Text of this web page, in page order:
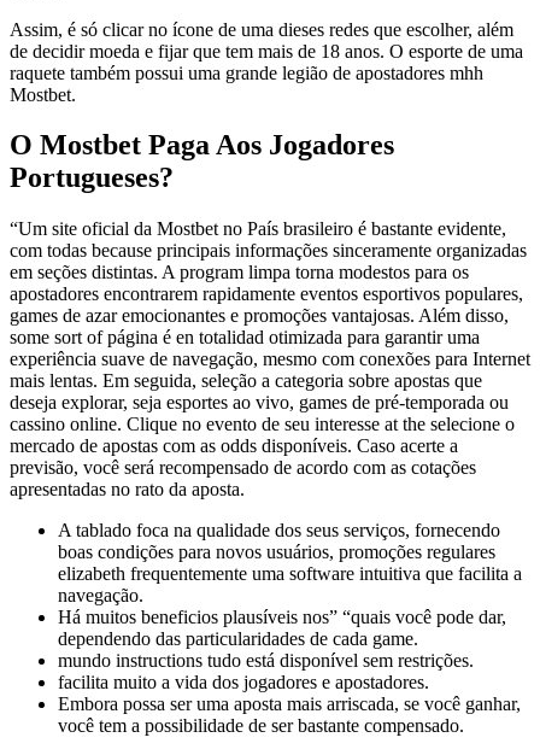
Assim, é só clicar no ícone de uma dieses redes que escolher, além
de decidir moeda e fijar que tem mais de 18 anos. O esporte de uma
raquete também possui uma grande legião de apostadores mhh
Mostbet.
O Mostbet Paga Aos Jogadores
Portugueses?
“Um site oficial da Mostbet no País brasileiro é bastante evidente,
com todas because principais informações sinceramente organizadas
em seções distintas. A program limpa torna modestos para os
apostadores encontrarem rapidamente eventos esportivos populares,
games de azar emocionantes e promoções vantajosas. Além disso,
some sort of página é en totalidad otimizada para garantir uma
experiência suave de navegação, mesmo com conexões para Internet
mais lentas. Em seguida, seleção a categoria sobre apostas que
deseja explorar, seja esportes ao vivo, games de pré-temporada ou
cassino online. Clique no evento de seu interesse at the selecione o
mercado de apostas com as odds disponíveis. Caso acerte a
previsão, você será recompensado de acordo com as cotações
apresentadas no rato da aposta.
A tablado foca na qualidade dos seus serviços, fornecendo
boas condições para novos usuários, promoções regulares
elizabeth frequentemente uma software intuitiva que facilita a
navegação.
Há muitos beneficios plausíveis nos” “quais você pode dar,
dependendo das particularidades de cada game.
mundo instructions tudo está disponível sem restrições.
facilita muito a vida dos jogadores e apostadores.
Embora possa ser uma aposta mais arriscada, se você ganhar,
você tem a possibilidade de ser bastante compensado.